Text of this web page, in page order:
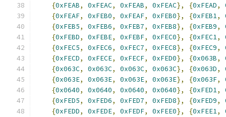
{0xFEAB, 0xFEAC, 0xFEAB, 0xFEAC}, {0xFEAD,
{0xFEAF, 0xFEB0, 0xFEAF, 0xFEB0}, {0xFEB1,
{0xFEB5, 0xFEB6, 0xFEB7, 0xFEB8}, {0xFEB9,
{0xFEBD, 0xFEBE, 0xFEBF, 0xFEC0}, {0xFEC1,
{0xFEC5, 0xFEC6, 0xFEC7, 0xFEC8}, {0xFEC9,
{0xFECD, 0xFECE, 0xFECF, 0xFED0}, {0x063B,
{0x063C, 0x063C, 0x063C, 0x063C}, {0x063D,
{0x063E, 0x063E, 0x063E, 0x063E}, {0x063F,
{0x0640, 0x0640, 0x0640, 0x0640}, {0xFED1,
{0xFED5, 0xFED6, 0xFED7, 0xFED8}, {0xFED9,
{0xFEDD, 0xFEDE, 0xFEDF, 0xFEE0}, {0xFEE1,